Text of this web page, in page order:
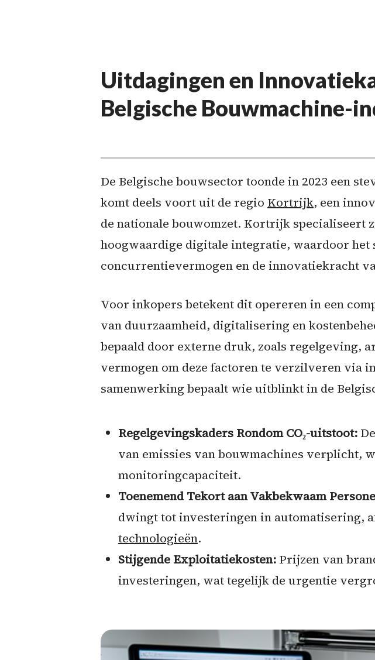
Uitdagingen en
Belgische Bouwmachine-
De Belgische bouwsector toonde in 2023 een
komt deels voort uit de regio Kortrijk, een
de nationale bouwomzet. Kortrijk specialiseert
hoogwaardige digitale integratie, waardoor
concurrentievermogen en de innovatiekracht
Voor inkopers betekent dit opereren in een
van duurzaamheid, digitalisering en
bepaald door externe druk, zoals regelgeving,
vermogen om deze factoren te verzilveren via
samenwerking bepaalt wie uitblinkt in de
Regelgevingskaders Rondom CO₂-uitstoot:
van emissies van bouwmachines verplicht,
monitoringcapaciteit.
Toenemend Tekort aan Vakbekwaam
dwingt tot investeringen in automatisering,
technologieën.
Stijgende Exploitatiekosten: Prijzen van
investeringen, wat tegelijk de urgentie